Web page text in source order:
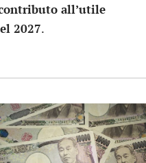
all’utile
2027.